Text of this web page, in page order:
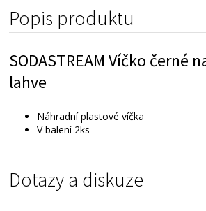
Popis produktu
SODASTREAM Víčko černé
lahve
Náhradní plastové víčka
V balení 2ks
Dotazy a diskuze